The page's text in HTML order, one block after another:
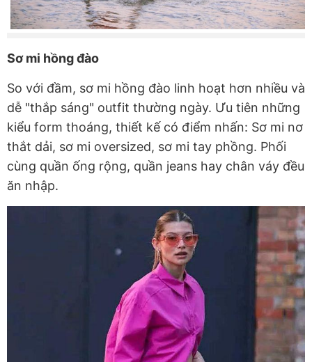
Sơ mi hồng đào
So với đầm, sơ mi hồng đào linh hoạt hơn nhiều và
dễ "thắp sáng" outfit thường ngày. Ưu tiên những
kiểu form thoáng, thiết kế có điểm nhấn: Sơ mi nơ
thắt dải, sơ mi oversized, sơ mi tay phồng. Phối
cùng quần ống rộng, quần jeans hay chân váy đều
ăn nhập.